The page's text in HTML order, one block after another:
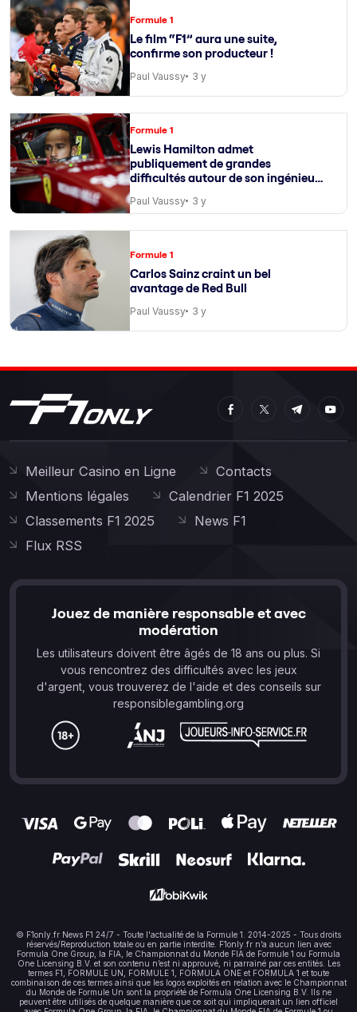
Formule 1
Le film “F1” aura une suite,
confirme son producteur !
Paul Vaussy 3 y
Formule 1
Lewis Hamilton admet
publiquement de grandes
difficultés autour de son ingénieur
Paul Vaussy 3 y
Formule 1
Carlos Sainz craint un bel
avantage de Red Bull
Paul Vaussy 3 y
Meilleur Casino en Ligne
Contacts
Mentions légales
Calendrier F1 2025
Classements F1 2025
News F1
Flux RSS
Jouez de manière responsable et avec
modération
Les utilisateurs doivent être âgés de 18 ans ou plus. Si
vous rencontrez des difficultés avec les jeux
d'argent, vous trouverez de l'aide et des conseils sur
responsiblegambling.org
© F1only.fr News F1 24/7 - Toute l'actualité de la Formule 1. 2014-2025 - Tous droits
réservés/Reproduction totale ou en partie interdite. F1only.fr n’a aucun lien avec
Formula One Group, la FIA, le Championnat du Monde FIA de Formule 1 ou Formula
One Licensing B.V. et son contenu n’est ni approuvé, ni parrainé par ces entités. Les
termes F1, FORMULE UN, FORMULE 1, FORMULA ONE et FORMULA 1 et toute
combinaison de ces termes ainsi que les logos exploités en relation avec le Championnat
du Monde de Formule Un sont la propriété de Formula One Licensing B.V. Ils ne
peuvent être utilisés de quelque manière que ce soit qui impliquerait un lien officiel